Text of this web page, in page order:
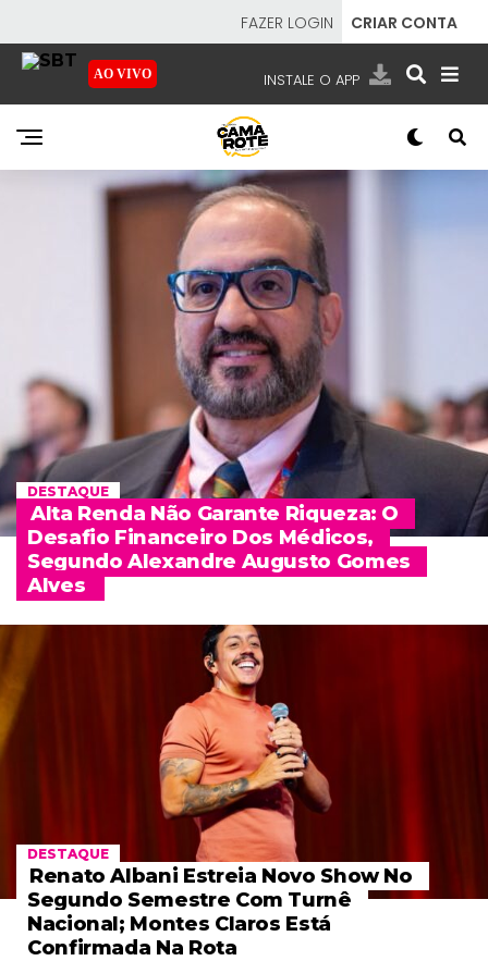
FAZER LOGIN CRIAR CONTA
AO VIVO INSTALE O APP
EMISSORAS
NOSSAS REDES
- SISTEMA BRASILEIRO DE TELEVISÃO
DESTAQUE
Alta Renda Não Garante Riqueza: O
Desafio Financeiro Dos Médicos,
Segundo Alexandre Augusto Gomes
Alves
DESTAQUE
Renato Albani Estreia Novo Show No
Segundo Semestre Com Turnê
Nacional; Montes Claros Está
Confirmada Na Rota